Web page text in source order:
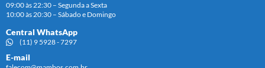
09:00 às 22:30 – Segunda a Sexta
10:00 às 20:30 – Sábado e Domingo
Central WhatsApp
(11) 9 5928 - 7297
E-mail